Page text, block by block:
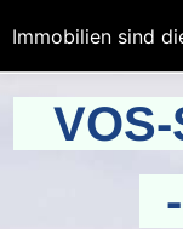
VOS-